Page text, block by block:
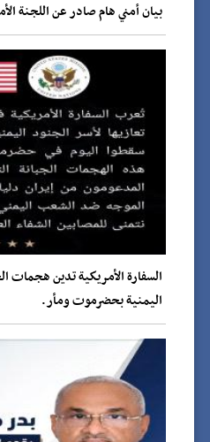
بيان أمني هام صادر عن اللجنة
السفارة الأمريكية تدين هجمات
اليمنية بحضرموت ومأر.